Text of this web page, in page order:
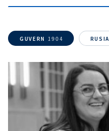
GUVERN 1904 RUSIA